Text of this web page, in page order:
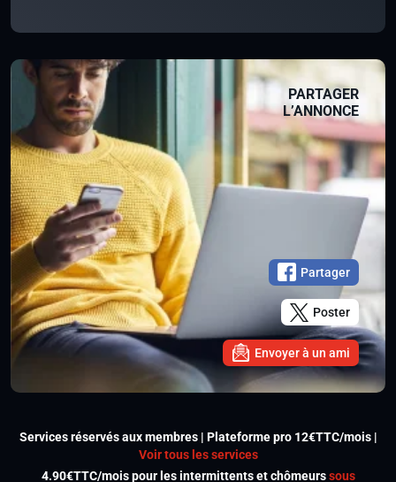
PARTAGER
L’ANNONCE
Partager
Poster
Envoyer à un ami
Services réservés aux membres | Plateforme pro 12€TTC/mois |
Voir tous les services
4.90€TTC/mois pour les intermittents et chômeurssous